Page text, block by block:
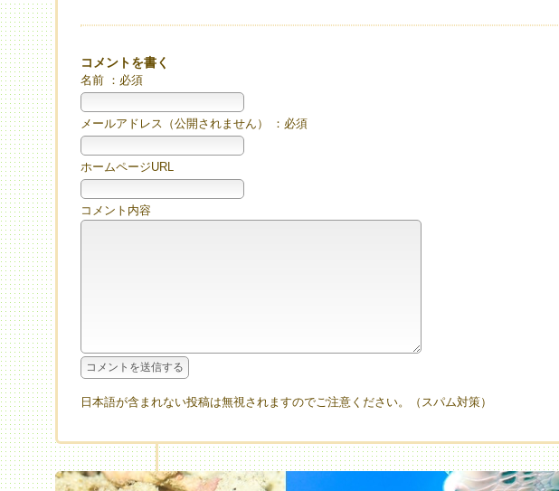
コメントを書く
名前 ：必須
メールアドレス（公開されません） ：必須
ホームページURL
コメント内容
日本語が含まれない投稿は無視されますのでご注意ください。（スパム対策）